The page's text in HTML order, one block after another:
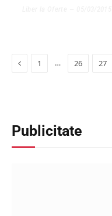
Previous
1 … 26 27
Publicitate